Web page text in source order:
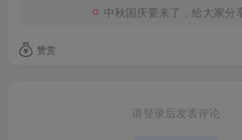
中秋国庆要来了，给大家分享个徽
赞赏
请登录后发表评论